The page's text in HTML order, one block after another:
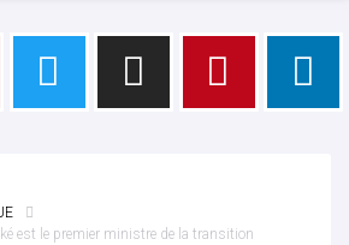
est le premier ministre de la transition